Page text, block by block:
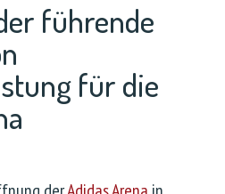
führende
für die